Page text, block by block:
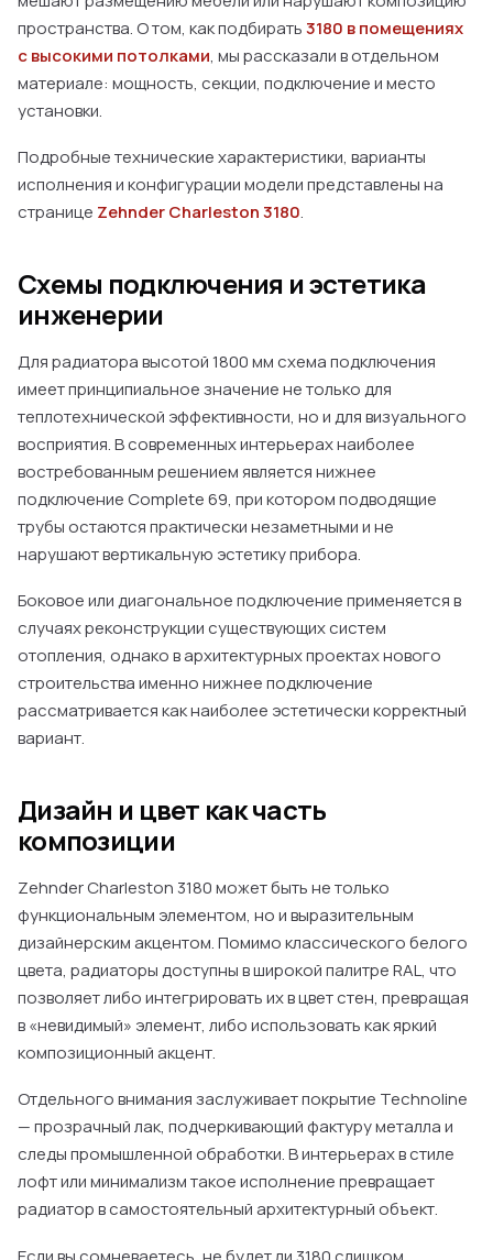
пространства. О том, как подбирать3180 в помещениях
с высокими потолками, мы рассказали в отдельном
материале: мощность, секции, подключение и место
установки.
Подробные технические характеристики, варианты
исполнения и конфигурации модели представлены на
странице Zehnder Charleston 3180.
Схемы подключения и эстетика
инженерии
Для радиатора высотой 1800 мм схема подключения
имеет принципиальное значение не только для
теплотехнической эффективности, но и для визуального
восприятия. В современных интерьерах наиболее
востребованным решением является нижнее
подключение Complete 69, при котором подводящие
трубы остаются практически незаметными и не
нарушают вертикальную эстетику прибора.
Боковое или диагональное подключение применяется в
случаях реконструкции существующих систем
отопления, однако в архитектурных проектах нового
строительства именно нижнее подключение
рассматривается как наиболее эстетически корректный
вариант.
Дизайн и цвет как часть
композиции
Zehnder Charleston 3180 может быть не только
функциональным элементом, но и выразительным
дизайнерским акцентом. Помимо классического белого
цвета, радиаторы доступны в широкой палитре RAL, что
позволяет либо интегрировать их в цвет стен, превращая
в «невидимый» элемент, либо использовать как яркий
композиционный акцент.
Отдельного внимания заслуживает покрытие Technoline
— прозрачный лак, подчеркивающий фактуру металла и
следы промышленной обработки. В интерьерах в стиле
лофт или минимализм такое исполнение превращает
радиатор в самостоятельный архитектурный объект.